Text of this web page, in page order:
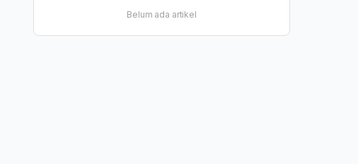
Belum ada artikel